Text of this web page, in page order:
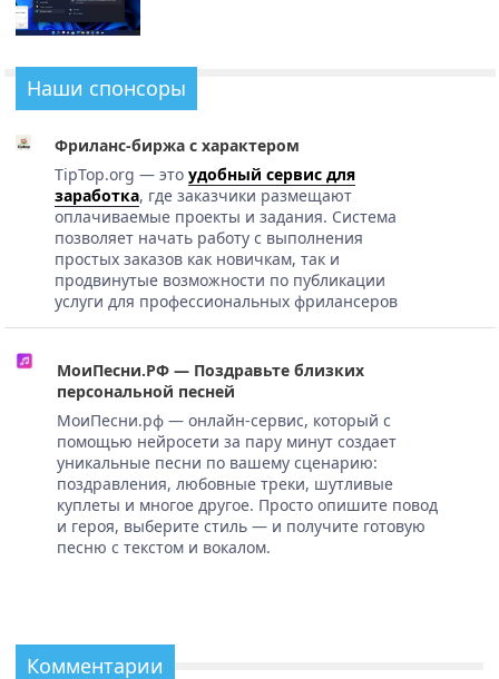
Наши спонсоры
Фриланс-биржа с характером
TipTop.org — это удобный сервис для
заработка, где заказчики размещают
оплачиваемые проекты и задания. Система
позволяет начать работу с выполнения
простых заказов как новичкам, так и
продвинутые возможности по публикации
услуги для профессиональных фрилансеров
МоиПесни.РФ — Поздравьте близких
персональной песней
МоиПесни.рф — онлайн-сервис, который с
помощью нейросети за пару минут создает
уникальные песни по вашему сценарию:
поздравления, любовные треки, шутливые
куплеты и многое другое. Просто опишите повод
и героя, выберите стиль — и получите готовую
песню с текстом и вокалом.
Комментарии